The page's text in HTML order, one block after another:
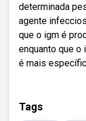
determinada
agente
que o igm é
enquanto que o
é mais
Tags